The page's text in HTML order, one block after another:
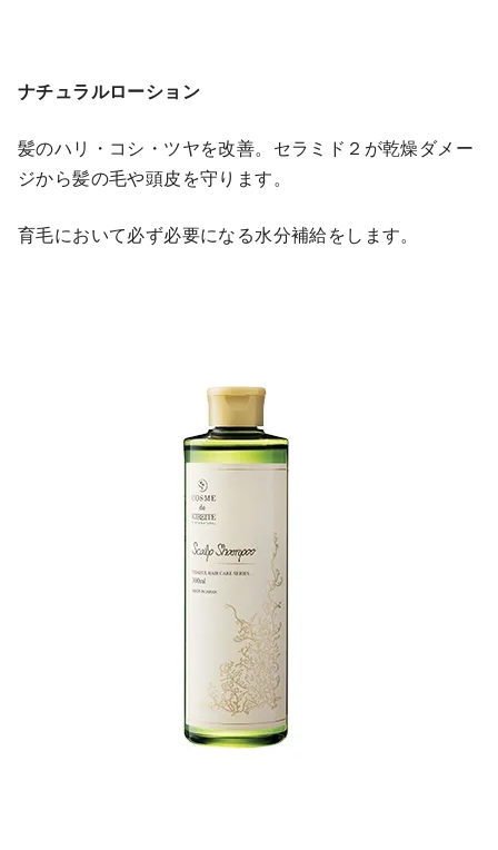
ナチュラルローション
髪のハリ・コシ・ツヤを改善。セラミド２が乾燥ダメー
ジから髪の毛や頭皮を守ります。
育毛において必ず必要になる水分補給をします。